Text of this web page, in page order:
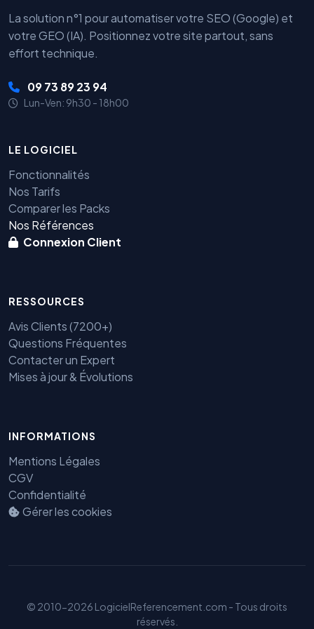
La solution n°1 pour automatiser votre SEO (Google) et
votre GEO (IA). Positionnez votre site partout, sans
effort technique.
09 73 89 23 94
Lun-Ven: 9h30 - 18h00
LE LOGICIEL
Fonctionnalités
Nos Tarifs
Comparer les Packs
Nos Références
Connexion Client
RESSOURCES
Avis Clients (7200+)
Questions Fréquentes
Contacter un Expert
Mises à jour & Évolutions
INFORMATIONS
Mentions Légales
CGV
Confidentialité
Gérer les cookies
© 2010-2026 LogicielReferencement.com - Tous droits
réservés.